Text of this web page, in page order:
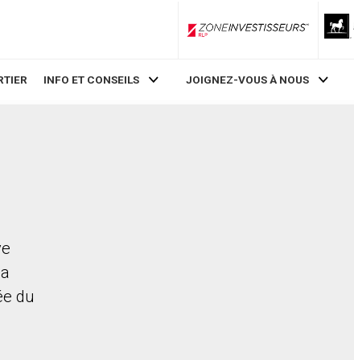
ZoneInvestisseurs RLP
INFO ET CONSEILS JOIGNEZ-VOUS À NOUS
du